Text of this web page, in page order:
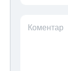
Коментар